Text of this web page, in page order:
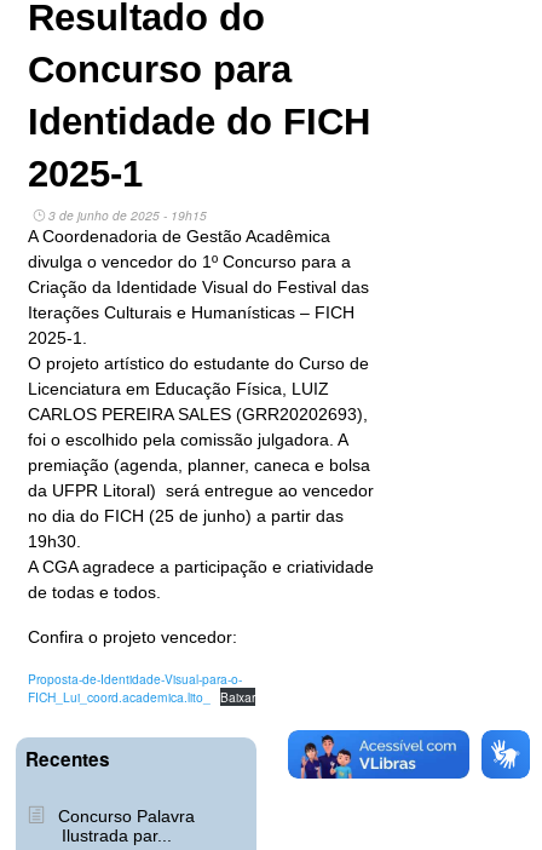
Resultado do
Concurso para
Identidade do FICH
2025-1
3 de junho de 2025 - 19h15
A Coordenadoria de Gestão Acadêmica
divulga o vencedor do 1º Concurso para a
Criação da Identidade Visual do Festival das
Iterações Culturais e Humanísticas – FICH
2025-1.
O projeto artístico do estudante do Curso de
Licenciatura em Educação Física, LUIZ
CARLOS PEREIRA SALES (GRR20202693),
foi o escolhido pela comissão julgadora. A
premiação (agenda, planner, caneca e bolsa
da UFPR Litoral) será entregue ao vencedor
no dia do FICH (25 de junho) a partir das
19h30.
A CGA agradece a participação e criatividade
de todas e todos.
Confira o projeto vencedor:
Proposta-de-Identidade-Visual-para-o-
FICH_Lui_coord.academica.lito_
Baixar
Recentes
Concurso Palavra
Ilustrada par...